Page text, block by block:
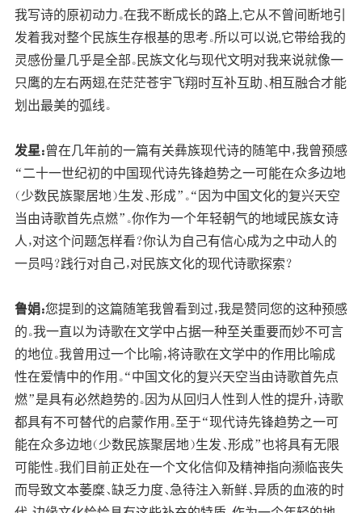
我写诗的原初动力。在我不断成长的路上,它从不曾间断地引
发着我对整个民族生存根基的思考。所以可以说,它带给我的
灵感份量几乎是全部。民族文化与现代文明对我来说就像一
只鹰的左右两翅,在茫茫苍宇飞翔时互补互助、相互融合才能
划出最美的弧线。
发星：曾在几年前的一篇有关彝族现代诗的随笔中，我曾预感
“二十一世纪初的中国现代诗先锋趋势之一可能在众多边地
（少数民族聚居地）生发、形成”。“因为中国文化的复兴天空
当由诗歌首先点燃”。你作为一个年轻朝气的地域民族女诗
人，对这个问题怎样看？你认为自己有信心成为之中动人的
一员吗？践行对自己，对民族文化的现代诗歌探索？
鲁娟：您提到的这篇随笔我曾看到过，我是赞同您的这种预感
的。我一直以为诗歌在文学中占据一种至关重要而妙不可言
的地位。我曾用过一个比喻，将诗歌在文学中的作用比喻成
性在爱情中的作用。“中国文化的复兴天空当由诗歌首先点
燃”是具有必然趋势的。因为从回归人性到人性的提升，诗歌
都具有不可替代的启蒙作用。至于“现代诗先锋趋势之一可
能在众多边地（少数民族聚居地）生发、形成”也将具有无限
可能性。我们目前正处在一个文化信仰及精神指向濒临丧失
而导致文本萎糜、缺乏力度、急待注入新鲜、异质的血液的时